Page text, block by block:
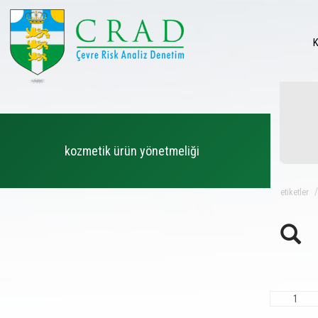
kozmetik ürün yönetmeliği
eti̇ketler
1